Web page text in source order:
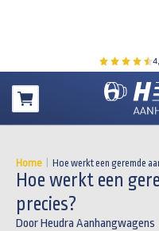
Winkelwagen
Home Hoe werkt een geremde
Hoe werkt een
precies?
Door Heudra Aanhangwagens